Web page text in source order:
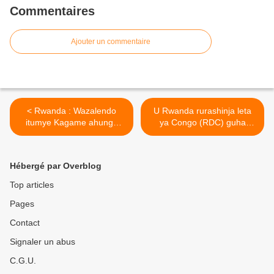
Commentaires
Ajouter un commentaire
< Rwanda : Wazalendo
itumye Kagame ahunga
Urugwiro naho Amerika
kurangizwa n’intambara !
U Rwanda rurashinja leta
ya Congo (RDC) guha
ubufasha n’inkunga
Hébergé par Overblog
Top articles
Pages
Contact
Signaler un abus
C.G.U.